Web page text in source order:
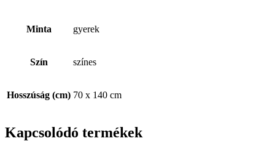
Minta gyerek
Szín színes
Hosszúság (cm) 70 x 140 cm
Kapcsolódó termékek